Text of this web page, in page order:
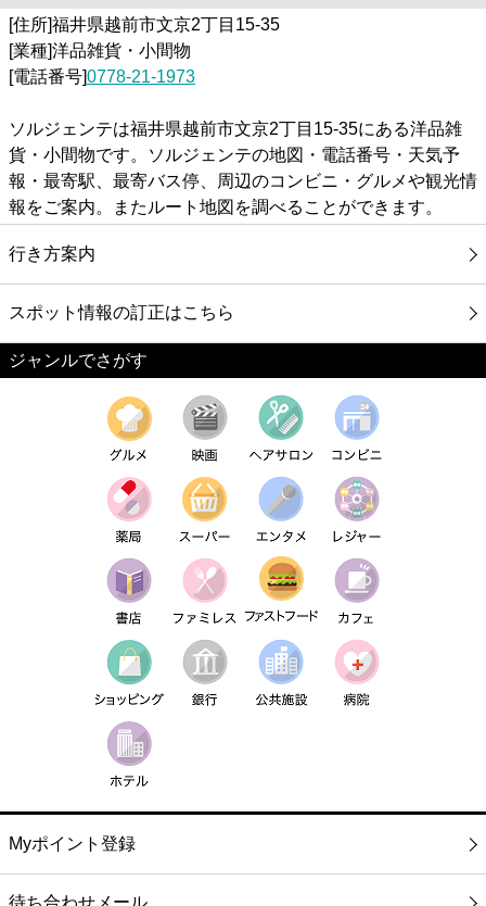
[住所]福井県越前市文京2丁目15-35
[業種]洋品雑貨・小間物
[電話番号]0778-21-1973
ソルジェンテは福井県越前市文京2丁目15-35にある洋品雑
貨・小間物です。ソルジェンテの地図・電話番号・天気予
報・最寄駅、最寄バス停、周辺のコンビニ・グルメや観光情
報をご案内。またルート地図を調べることができます。
行き方案内
スポット情報の訂正はこちら
ジャンルでさがす
Myポイント登録